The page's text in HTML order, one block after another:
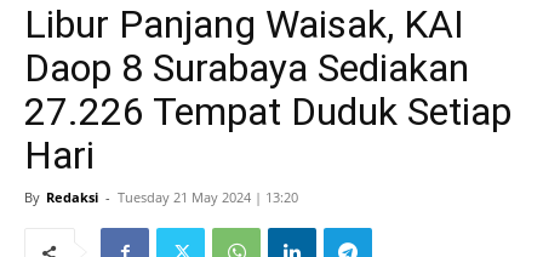
Libur Panjang Waisak, KAI
Daop 8 Surabaya Sediakan
27.226 Tempat Duduk Setiap
Hari
By Redaksi - Tuesday 21 May 2024 | 13:20